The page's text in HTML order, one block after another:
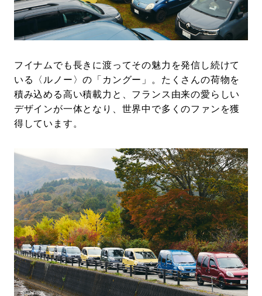
フイナムでも長きに渡ってその魅力を発信し続けて
いる〈ルノー〉の「カングー」。たくさんの荷物を
積み込める高い積載力と、フランス由来の愛らしい
デザインが一体となり、世界中で多くのファンを獲
得しています。